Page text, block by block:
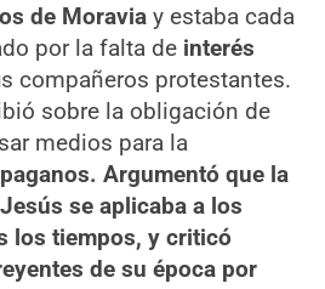
de Moraviay estaba cada
por la falta de interés
compañeros protestantes.
sobre la obligación de
medios para la
Argumentó que la
se aplicaba a los
los tiempos, y criticó
de su época por